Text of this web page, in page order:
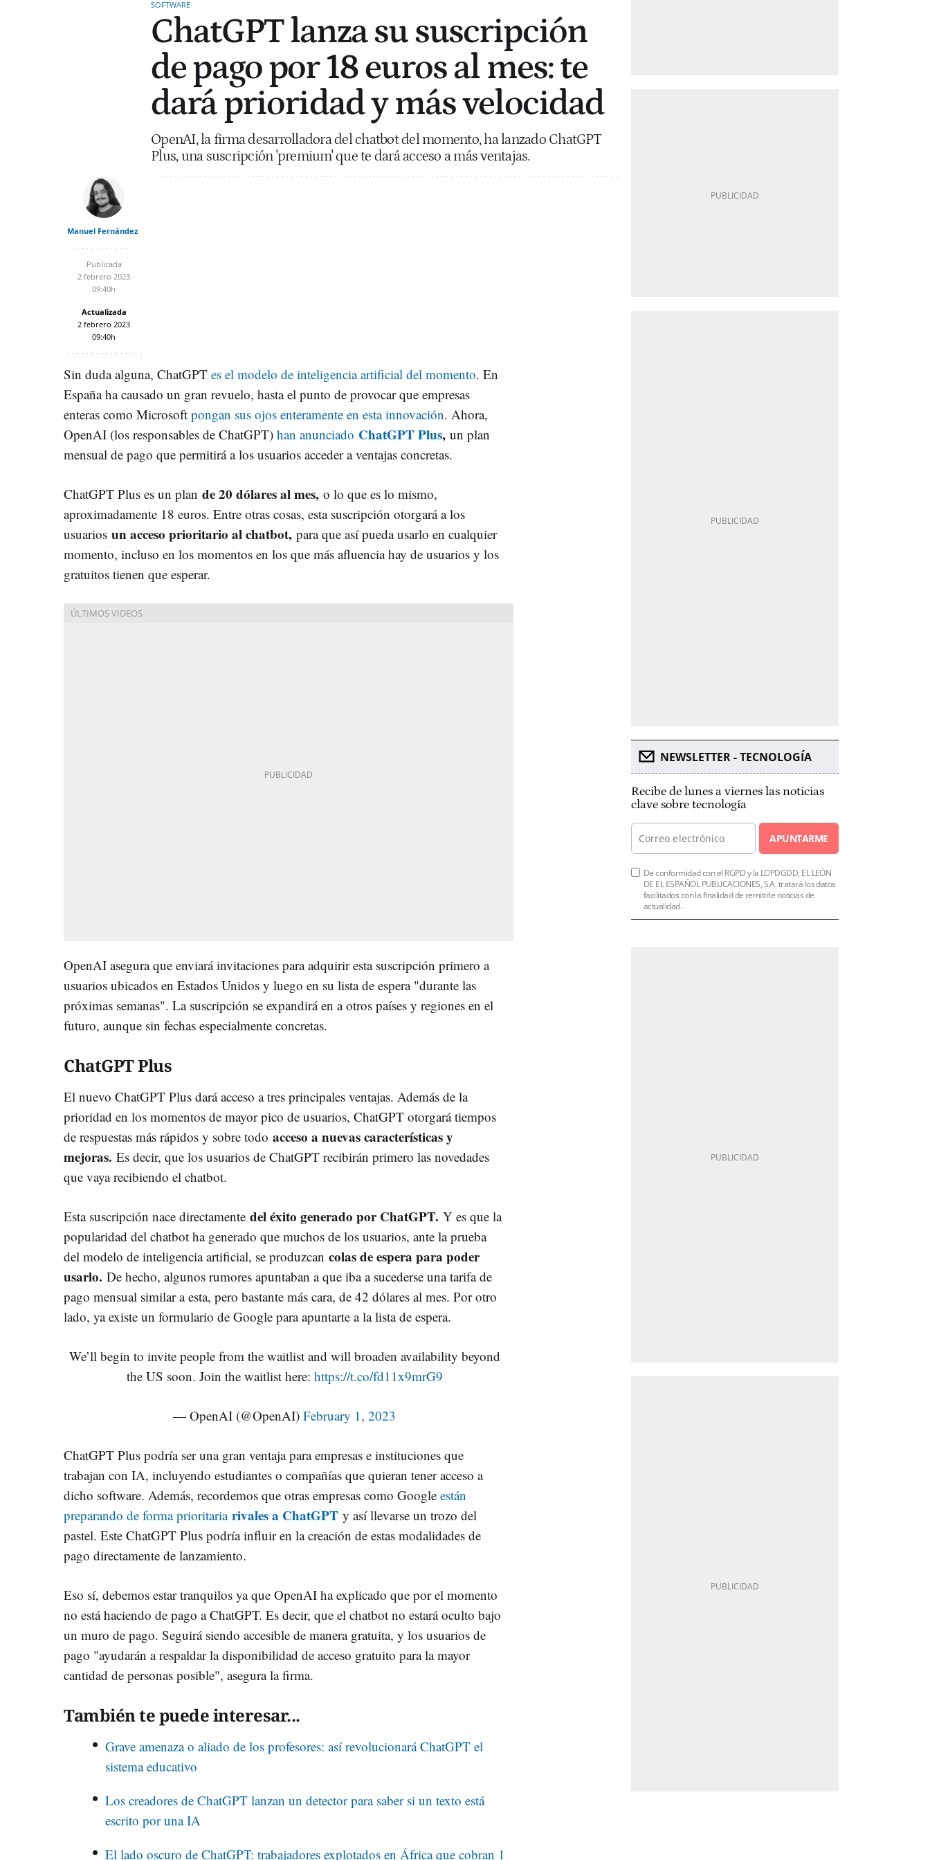
SOFTWARE
ChatGPT lanza su suscripción
de pago por 18 euros al mes: te
dará prioridad y más velocidad
OpenAI, la firma desarrolladora del chatbot del momento, ha lanzado ChatGPT
Plus, una suscripción 'premium' que te dará acceso a más ventajas.
Manuel Fernández
Publicada
2 febrero 2023
09:40h
Actualizada
2 febrero 2023
09:40h
Sin duda alguna, ChatGPT es el modelo de inteligencia artificial del momento. En
España ha causado un gran revuelo, hasta el punto de provocar que empresas
enteras como Microsoft pongan sus ojos enteramente en esta innovación. Ahora,
OpenAI (los responsables de ChatGPT) han anunciado ChatGPT Plus, un plan
mensual de pago que permitirá a los usuarios acceder a ventajas concretas.
ChatGPT Plus es un plan de 20 dólares al mes, o lo que es lo mismo,
aproximadamente 18 euros. Entre otras cosas, esta suscripción otorgará a los
usuarios un acceso prioritario al chatbot, para que así pueda usarlo en cualquier
momento, incluso en los momentos en los que más afluencia hay de usuarios y los
gratuitos tienen que esperar.
OpenAI asegura que enviará invitaciones para adquirir esta suscripción primero a
usuarios ubicados en Estados Unidos y luego en su lista de espera "durante las
próximas semanas". La suscripción se expandirá en a otros países y regiones en el
futuro, aunque sin fechas especialmente concretas.
ChatGPT Plus
El nuevo ChatGPT Plus dará acceso a tres principales ventajas. Además de la
prioridad en los momentos de mayor pico de usuarios, ChatGPT otorgará tiempos
de respuestas más rápidos y sobre todo acceso a nuevas características y
mejoras. Es decir, que los usuarios de ChatGPT recibirán primero las novedades
que vaya recibiendo el chatbot.
Esta suscripción nace directamente del éxito generado por ChatGPT. Y es que la
popularidad del chatbot ha generado que muchos de los usuarios, ante la prueba
del modelo de inteligencia artificial, se produzcan colas de espera para poder
usarlo. De hecho, algunos rumores apuntaban a que iba a sucederse una tarifa de
pago mensual similar a esta, pero bastante más cara, de 42 dólares al mes. Por otro
lado, ya existe un formulario de Google para apuntarte a la lista de espera.
We’ll begin to invite people from the waitlist and will broaden availability beyond
the US soon. Join the waitlist here: https://t.co/fd11x9mrG9
— OpenAI (@OpenAI)February 1, 2023
ChatGPT Plus podría ser una gran ventaja para empresas e instituciones que
trabajan con IA, incluyendo estudiantes o compañías que quieran tener acceso a
dicho software. Además, recordemos que otras empresas como Google están
preparando de forma prioritaria rivales a ChatGPT y así llevarse un trozo del
pastel. Este ChatGPT Plus podría influir en la creación de estas modalidades de
pago directamente de lanzamiento.
Eso sí, debemos estar tranquilos ya que OpenAI ha explicado que por el momento
no está haciendo de pago a ChatGPT. Es decir, que el chatbot no estará oculto bajo
un muro de pago. Seguirá siendo accesible de manera gratuita, y los usuarios de
pago "ayudarán a respaldar la disponibilidad de acceso gratuito para la mayor
cantidad de personas posible", asegura la firma.
También te puede interesar...
Grave amenaza o aliado de los profesores: así revolucionará ChatGPT el
sistema educativo
Los creadores de ChatGPT lanzan un detector para saber si un texto está
escrito por una IA
El lado oscuro de ChatGPT: trabajadores explotados en África que cobran 1
NEWSLETTER - TECNOLOGÍA
Recibe de lunes a viernes las noticias
clave sobre tecnología
APUNTARME
De conformidad con el RGPD y la LOPDGDD, EL LEÓN
DE EL ESPAÑOL PUBLICACIONES, S.A. tratará los datos
facilitados con la finalidad de remitirle noticias de
actualidad.